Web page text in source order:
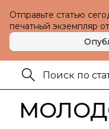
Отправьте статью
печатный экземпляр